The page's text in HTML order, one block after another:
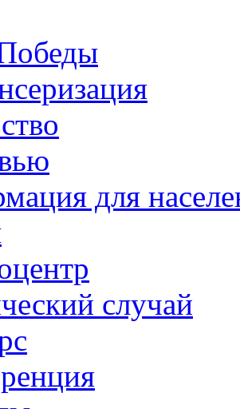
для
случай